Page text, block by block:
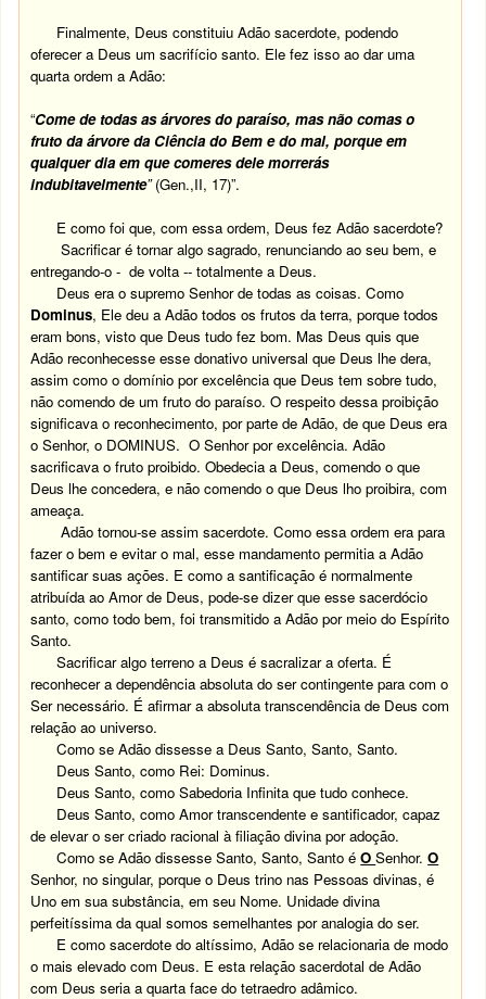
Finalmente, Deus constituiu Adão sacerdote, podendo
oferecer a Deus um sacrifício santo. Ele fez isso ao dar uma
quarta ordem a Adão:
“Come de todas as árvores do paraíso, mas não comas o
fruto da árvore da Ciência do Bem e do mal, porque em
qualquer dia em que comeres dele morrerás
indubitavelmente”(Gen.,II, 17)”.
E como foi que, com essa ordem, Deus fez Adão sacerdote?
Sacrificar é tornar algo sagrado, renunciando ao seu bem, e
entregando-o - de volta -- totalmente a Deus.
Deus era o supremo Senhor de todas as coisas. Como
Dominus, Ele deu a Adão todos os frutos da terra, porque todos
eram bons, visto que Deus tudo fez bom. Mas Deus quis que
Adão reconhecesse esse donativo universal que Deus lhe dera,
assim como o domínio por excelência que Deus tem sobre tudo,
não comendo de um fruto do paraíso. O respeito dessa proibição
significava o reconhecimento, por parte de Adão, de que Deus era
o Senhor, o DOMINUS. O Senhor por excelência. Adão
sacrificava o fruto proibido. Obedecia a Deus, comendo o que
Deus lhe concedera, e não comendo o que Deus lho proibira, com
ameaça.
Adão tornou-se assim sacerdote. Como essa ordem era para
fazer o bem e evitar o mal, esse mandamento permitia a Adão
santificar suas ações. E como a santificação é normalmente
atribuída ao Amor de Deus, pode-se dizer que esse sacerdócio
santo, como todo bem, foi transmitido a Adão por meio do Espírito
Santo.
Sacrificar algo terreno a Deus é sacralizar a oferta. É
reconhecer a dependência absoluta do ser contingente para com o
Ser necessário. É afirmar a absoluta transcendência de Deus com
relação ao universo.
Como se Adão dissesse a Deus Santo, Santo, Santo.
Deus Santo, como Rei: Dominus.
Deus Santo, como Sabedoria Infinita que tudo conhece.
Deus Santo, como Amor transcendente e santificador, capaz
de elevar o ser criado racional à filiação divina por adoção.
Como se Adão dissesse Santo, Santo, Santo éOSenhor.O
Senhor, no singular, porque o Deus trino nas Pessoas divinas, é
Uno em sua substância, em seu Nome. Unidade divina
perfeitíssima da qual somos semelhantes por analogia do ser.
E como sacerdote do altíssimo, Adão se relacionaria de modo
o mais elevado com Deus. E esta relação sacerdotal de Adão
com Deus seria a quarta face do tetraedro adâmico.